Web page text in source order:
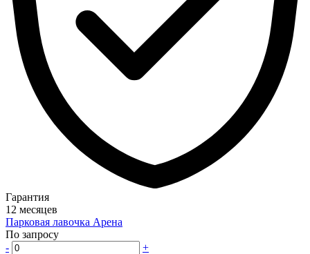
Гарантия
12 месяцев
Парковая лавочка Арена
По запросу
-
+